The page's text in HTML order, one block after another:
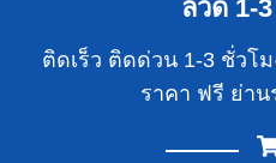
ลวด 1-
ติดเร็ว ติดด่วน 1-3 ชั่วโ
ราคา ฟรี ย่า